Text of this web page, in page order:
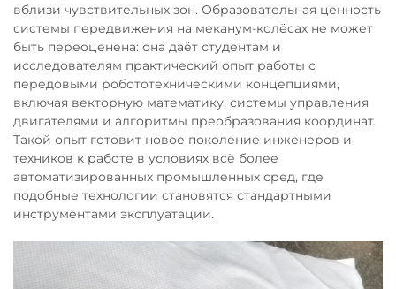
вблизи чувствительных зон. Образовательная ценность
системы передвижения на меканум-колёсах не может
быть переоценена: она даёт студентам и
исследователям практический опыт работы с
передовыми робототехническими концепциями,
включая векторную математику, системы управления
двигателями и алгоритмы преобразования координат.
Такой опыт готовит новое поколение инженеров и
техников к работе в условиях всё более
автоматизированных промышленных сред, где
подобные технологии становятся стандартными
инструментами эксплуатации.